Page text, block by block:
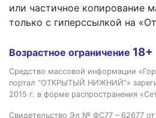
или частичное копирование
только с гиперссылкой на
Возрастное ограничение 18+
Средство массовой информации
портал “ОТКРЫТЫЙ НИЖНИЙ”»
2015 г. в форме распространения
Свидетельство Эл № ФС77 – 62677